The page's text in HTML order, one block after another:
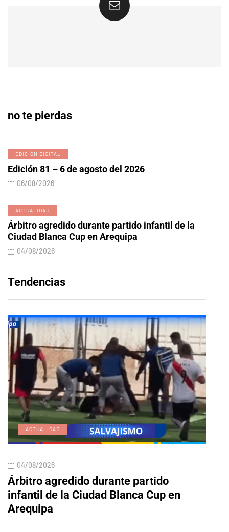
no te pierdas
EDICIÓN DIGITAL
Edición 81 – 6 de agosto del 2026
06/08/2026
ACTUALIDAD
Árbitro agredido durante partido infantil de la
Ciudad Blanca Cup en Arequipa
04/08/2026
Tendencias
ACTUALIDAD
04/08/2026
Árbitro agredido durante partido
infantil de la Ciudad Blanca Cup en
Arequipa